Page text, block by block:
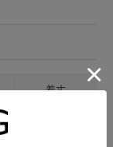
着丈